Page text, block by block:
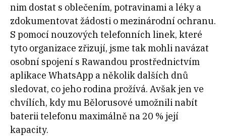
nim dostat s oblečením, potravinami a léky a
zdokumentovat žádosti o mezinárodní ochranu.
S pomocí nouzových telefonních linek, které
tyto organizace zřizují, jsme tak mohli navázat
osobní spojení s Rawandou prostřednictvím
aplikace WhatsApp a několik dalších dnů
sledovat, co jeho rodina prožívá. Avšak jen ve
chvílích, kdy mu Bělorusové umožnili nabít
baterii telefonu maximálně na 20 % její
kapacity.